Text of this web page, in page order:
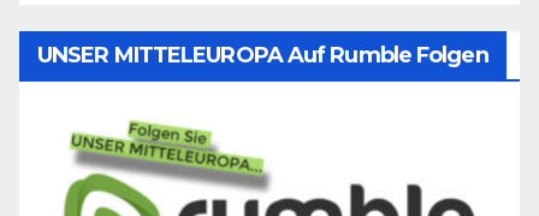
UNSER MITTELEUROPA Auf Rumble Folgen